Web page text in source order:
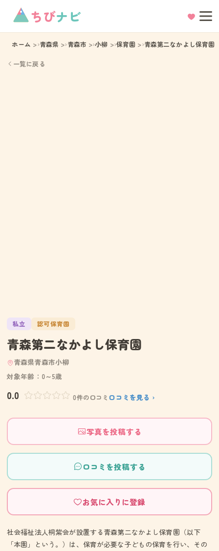
ちびナビ
ホーム 青森県 青森市 小柳 保育園 青森第二なかよし保育園
一覧に戻る
私立 認可保育園
青森第二なかよし保育園
青森県青森市小柳
対象年齢：0～5歳
0.0 0件の口コミ 口コミを見る ›
写真を投稿する
口コミを投稿する
お気に入りに登録
社会福祉法人桐紫会が設置する青森第二なかよし保育園（以下
「本園」という。）は、保育が必要な子どもの保育を行い、その